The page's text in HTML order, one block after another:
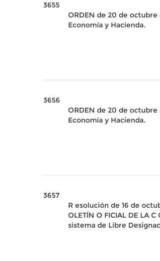
3655
ORDEN de 20 de
Economía y Hacienda.
3656
ORDEN de 20 de
Economía y Hacienda.
3657
R esolución de 16 de
OLETÍN O FICIAL DE LA
sistema de Libre